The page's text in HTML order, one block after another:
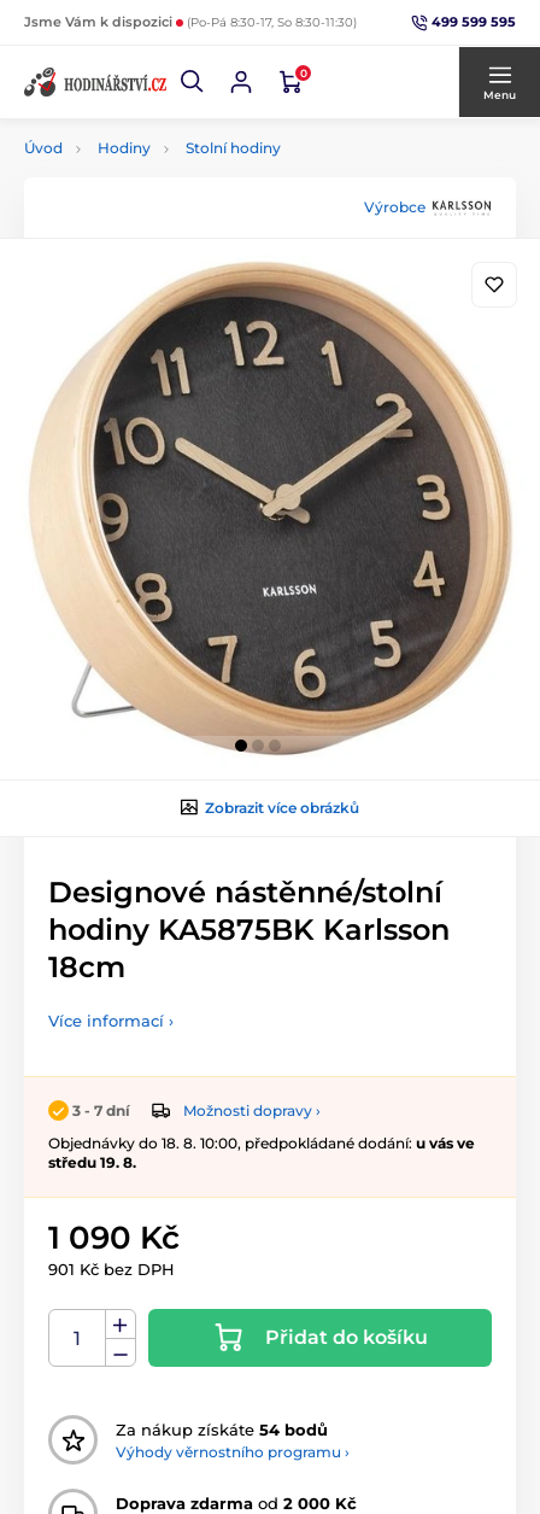
Jsme Vám k dispozici (Po-Pá 8:30-17, So 8:30-11:30) 499 599 595
0
Menu
Úvod Hodiny Stolní hodiny
Výrobce
Zobrazit více obrázků
Designové nástěnné/stolní
hodiny KA5875BK Karlsson
18cm
Více informací ›
3 - 7 dní
Možnosti dopravy ›
Objednávky do 18. 8. 10:00, předpokládané dodání: u vás ve
středu 19. 8.
1 090 Kč
901 Kč bez DPH
Přidat do košíku
Za nákup získáte 54 bodů
Výhody věrnostního programu ›
Doprava zdarma od 2 000 Kč